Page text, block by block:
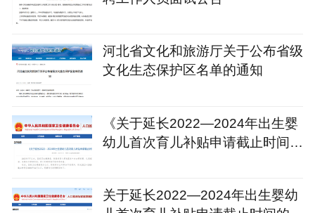
河北省文化和旅游厅关于公布省级
文化生态保护区名单的通知
《关于延长2022—2024年出生婴
幼儿首次育儿补贴申请截止时间的
关于延长2022—2024年出生婴幼